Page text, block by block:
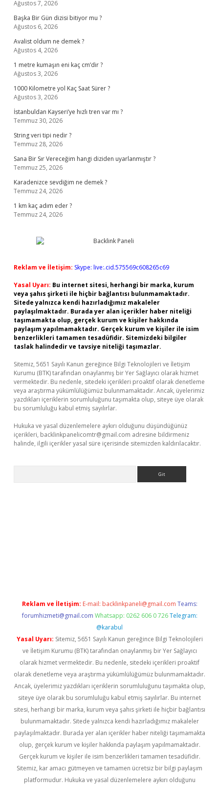
Ağustos 7, 2026
Başka Bir Gün dizisi bitiyor mu ?
Ağustos 6, 2026
Avalist oldum ne demek ?
Ağustos 4, 2026
1 metre kumaşın eni kaç cm’dir ?
Ağustos 3, 2026
1000 Kilometre yol Kaç Saat Sürer ?
Ağustos 3, 2026
İstanbuldan Kayseri’ye hızlı tren var mı ?
Temmuz 30, 2026
String veri tipi nedir ?
Temmuz 28, 2026
Sana Bir Sır Vereceğim hangi diziden uyarlanmıştır ?
Temmuz 25, 2026
Karadenizce sevdiğim ne demek ?
Temmuz 24, 2026
1 km kaç adım eder ?
Temmuz 24, 2026
Reklam ve İletişim: Skype: live:.cid.575569c608265c69
Yasal Uyarı: Bu internet sitesi, herhangi bir marka, kurum
veya şahıs şirketi ile hiçbir bağlantısı bulunmamaktadır.
Sitede yalnızca kendi hazırladığımız makaleler
paylaşılmaktadır. Burada yer alan içerikler haber niteliği
taşımamakta olup, gerçek kurum ve kişiler hakkında
paylaşım yapılmamaktadır. Gerçek kurum ve kişiler ile isim
benzerlikleri tamamen tesadüfidir. Sitemizdeki bilgiler
taslak halindedir ve tavsiye niteliği taşımazlar.
Sitemiz, 5651 Sayılı Kanun gereğince Bilgi Teknolojileri ve İletişim
Kurumu (BTK) tarafından onaylanmış bir Yer Sağlayıcı olarak hizmet
vermektedir. Bu nedenle, sitedeki içerikleri proaktif olarak denetleme
veya araştırma yükümlülüğümüz bulunmamaktadır. Ancak, üyelerimiz
yazdıkları içeriklerin sorumluluğunu taşımakta olup, siteye üye olarak
bu sorumluluğu kabul etmiş sayılırlar.
Hukuka ve yasal düzenlemelere aykırı olduğunu düşündüğünüz
içerikleri, backlinkpanelicomtr@gmail.com adresine bildirmeniz
halinde, ilgili içerikler yasal süre içerisinde sitemizden kaldırılacaktır.
Reklam ve İletişim: E-mail: backlinkpaneli@gmail.com Teams:
forumhizmeti@gmail.com Whatsapp: 0262 606 0 726 Telegram:
@karabul
Yasal Uyarı: Sitemiz, 5651 Sayılı Kanun gereğince Bilgi Teknolojileri
ve İletişim Kurumu (BTK) tarafından onaylanmış bir Yer Sağlayıcı
olarak hizmet vermektedir. Bu nedenle, sitedeki içerikleri proaktif
olarak denetleme veya araştırma yükümlülüğümüz bulunmamaktadır.
Ancak, üyelerimiz yazdıkları içeriklerin sorumluluğunu taşımakta olup,
siteye üye olarak bu sorumluluğu kabul etmiş sayılırlar. Bu internet
sitesi, herhangi bir marka, kurum veya şahıs şirketi ile hiçbir bağlantısı
bulunmamaktadır. Sitede yalnızca kendi hazırladığımız makaleler
paylaşılmaktadır. Burada yer alan içerikler haber niteliği taşımamakta
olup, gerçek kurum ve kişiler hakkında paylaşım yapılmamaktadır.
Gerçek kurum ve kişiler ile isim benzerlikleri tamamen tesadüfidir.
Sitemiz, kar amacı gütmeyen ve tamamen ücretsiz bir bilgi paylaşım
platformudur. Hukuka ve yasal düzenlemelere aykırı olduğunu